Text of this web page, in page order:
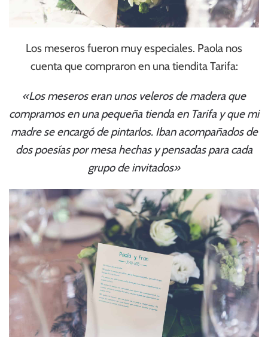
Los meseros fueron muy especiales. Paola nos
cuenta que compraron en una tiendita Tarifa:
«Los meseros eran unos veleros de madera que
compramos en una pequeña tienda en Tarifa y que mi
madre se encargó de pintarlos. Iban acompañados de
dos poesías por mesa hechas y pensadas para cada
grupo de invitados»